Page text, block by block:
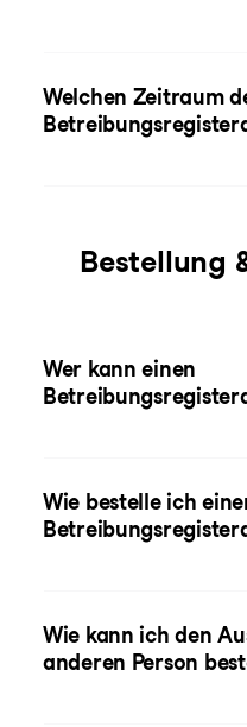
Welchen Zeitraum
Bestellung
Wer kann einen
Wie bestelle ich
Wie kann ich den
anderen Person